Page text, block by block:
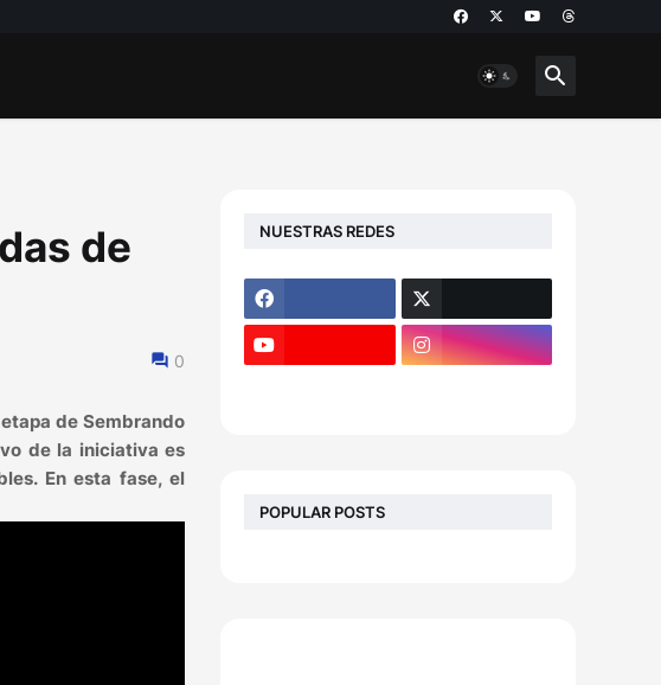
de
0
de Sembrando
de la iniciativa es
En esta fase, el
NUESTRAS REDES
POPULAR POSTS